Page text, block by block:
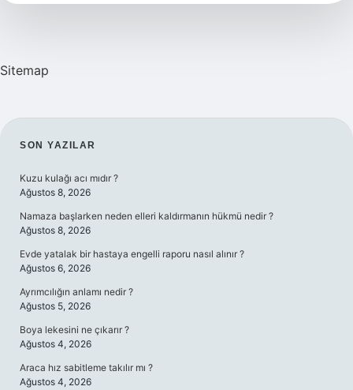
Sitemap
SIDEBAR
SON YAZILAR
Kuzu kulağı acı mıdır ?
Ağustos 8, 2026
Namaza başlarken neden elleri kaldırmanın hükmü nedir ?
Ağustos 8, 2026
Evde yatalak bir hastaya engelli raporu nasıl alınır ?
Ağustos 6, 2026
Ayrımcılığın anlamı nedir ?
Ağustos 5, 2026
Boya lekesini ne çıkarır ?
Ağustos 4, 2026
Araca hız sabitleme takılır mı ?
Ağustos 4, 2026